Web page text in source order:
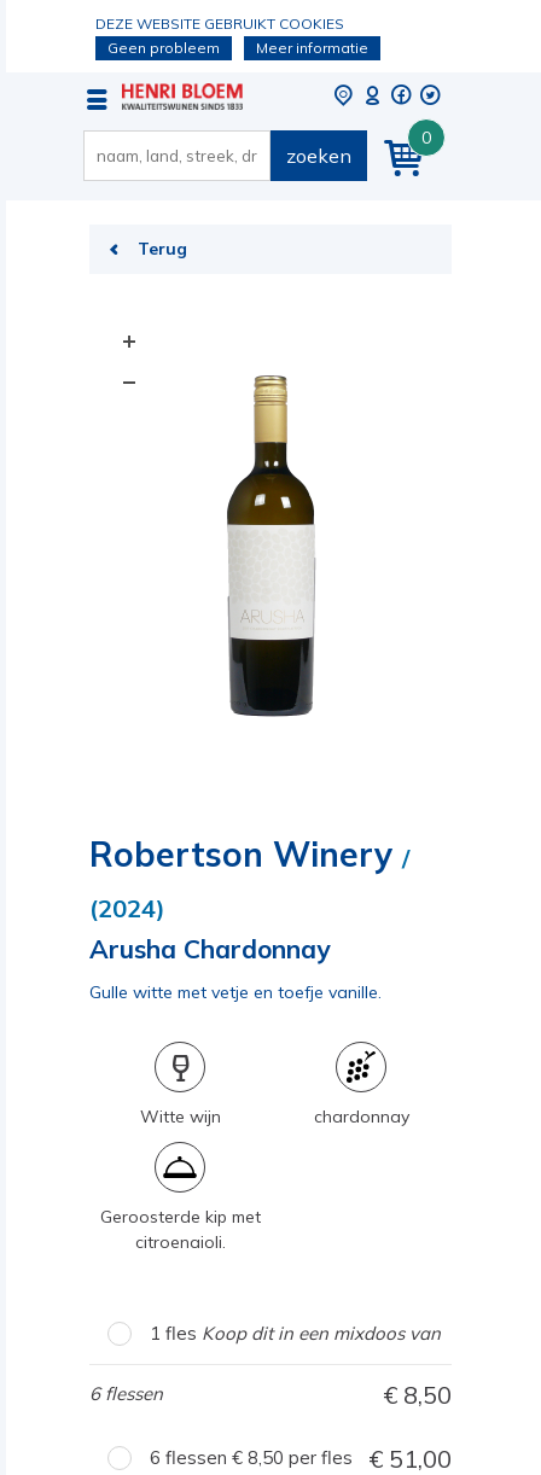
DEZE WEBSITE GEBRUIKT COOKIES
Geen probleem
Meer informatie
0
zoeken
Terug
Robertson Winery /
(2024)
Arusha Chardonnay
Gulle witte met vetje en toefje vanille.
Witte wijn chardonnay
Geroosterde kip met
citroenaioli.
1 fles Koop dit in een mixdoos van
6 flessen 8,50
6 flessen 8,50 per fles 51,00